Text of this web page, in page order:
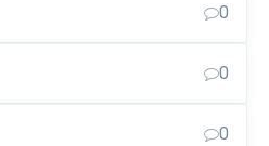
0
0
0